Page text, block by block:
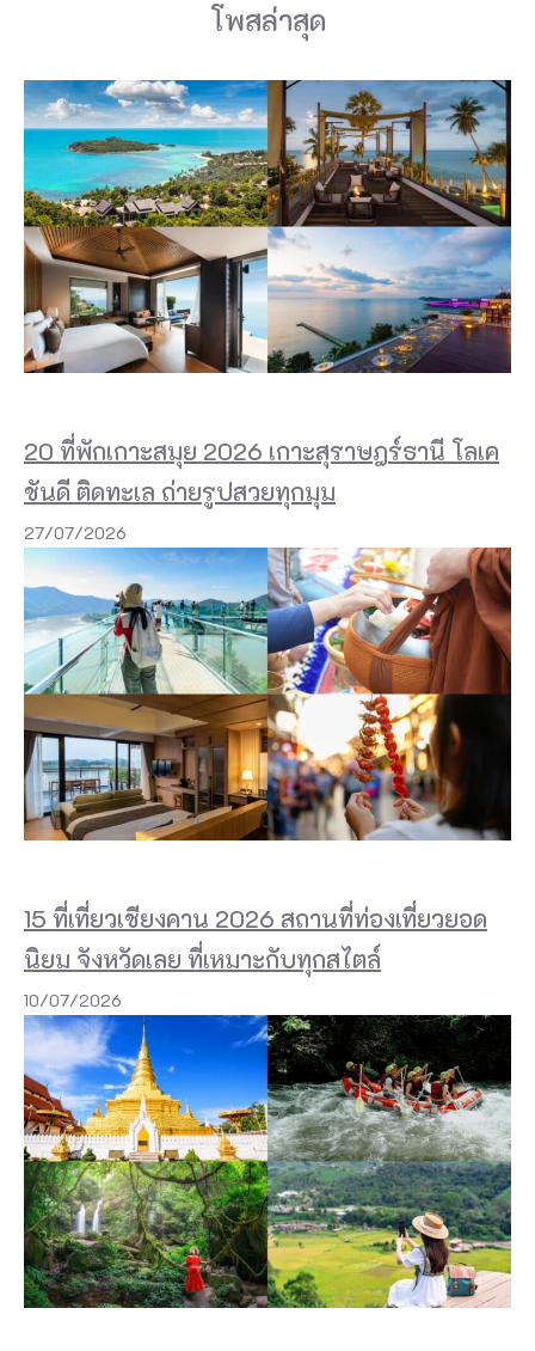
โพสล่าสุด
20 ที่พักเกาะสมุย 2026 เกาะสุราษฎร์ธานี โลเค
ชันดี ติดทะเล ถ่ายรูปสวยทุกมุม
27/07/2026
15 ที่เที่ยวเชียงคาน 2026 สถานที่ท่องเที่ยวยอด
นิยม จังหวัดเลย ที่เหมาะกับทุกสไตล์
10/07/2026